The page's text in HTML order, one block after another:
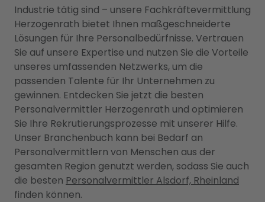
Industrie tätig sind – unsere Fachkräftevermittlung
Herzogenrath bietet Ihnen maßgeschneiderte
Lösungen für Ihre Personalbedürfnisse. Vertrauen
Sie auf unsere Expertise und nutzen Sie die Vorteile
unseres umfassenden Netzwerks, um die
passenden Talente für Ihr Unternehmen zu
gewinnen. Entdecken Sie jetzt die besten
Personalvermittler Herzogenrath und optimieren
Sie Ihre Rekrutierungsprozesse mit unserer Hilfe.
Unser Branchenbuch kann bei Bedarf an
Personalvermittlern von Menschen aus der
gesamten Region genutzt werden, sodass Sie auch
die besten Personalvermittler Alsdorf, Rheinland
finden können.